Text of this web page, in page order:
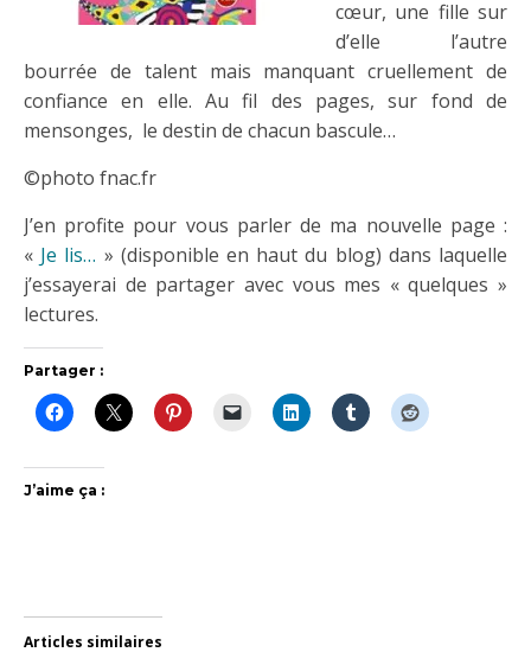
cœur, une fille sur
d’elle l’autre
bourrée de talent mais manquant cruellement de
confiance en elle. Au fil des pages, sur fond de
mensonges, le destin de chacun bascule…
©photo fnac.fr
J’en profite pour vous parler de ma nouvelle page :
« Je lis… » (disponible en haut du blog) dans laquelle
j’essayerai de partager avec vous mes « quelques »
lectures.
Partager :
J’aime ça :
Articles similaires